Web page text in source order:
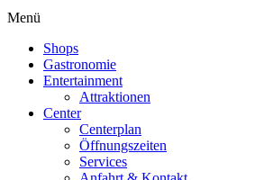
Menü
Shops
Gastronomie
Entertainment
Attraktionen
Center
Centerplan
Öffnungszeiten
Services